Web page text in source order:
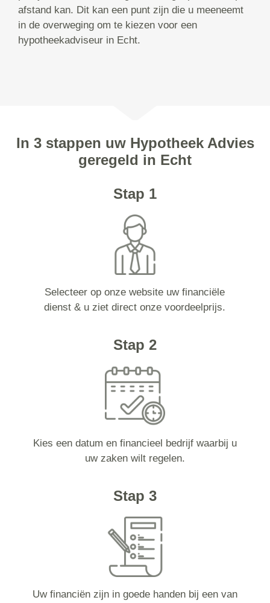
afstand kan. Dit kan een punt zijn die u meeneemt
in de overweging om te kiezen voor een
hypotheekadviseur in Echt.
In 3 stappen uw Hypotheek Advies
geregeld in Echt
Stap 1
Selecteer op onze website uw financiële
dienst & u ziet direct onze voordeelprijs.
Stap 2
Kies een datum en financieel bedrijf waarbij u
uw zaken wilt regelen.
Stap 3
Uw financiën zijn in goede handen bij een van